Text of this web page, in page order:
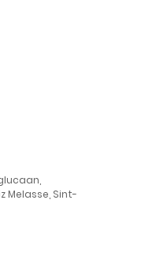
Melasse, Sint-